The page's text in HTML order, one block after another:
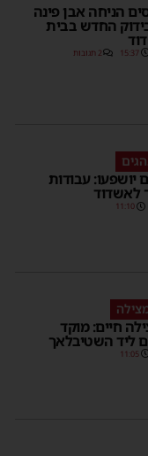
הניחה אבן פינה
החדש בבית
15:37 2 תגובות
יושפעו: עבודות
לאשדוד
11:10
חיים: מוקד
ליד השטיבלאך
11:05